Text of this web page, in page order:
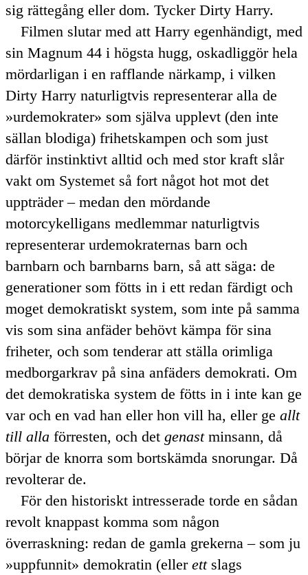
sig rättegång eller dom. Tycker Dirty Harry.
Filmen slutar med att Harry egenhändigt, med
sin Magnum 44 i högsta hugg, oskadliggör hela
mördarligan i en rafflande närkamp, i vilken
Dirty Harry naturligtvis representerar alla de
urdemokrater
som själva upplevt (den inte
sällan blodiga) frihetskampen och som just
därför instinktivt alltid och med stor kraft slår
vakt om Systemet så fort något hot mot det
uppträder – medan den mördande
motorcykelligans medlemmar naturligtvis
representerar urdemokraternas barn och
barnbarn och barnbarns barn, så att säga: de
generationer som fötts in i ett redan färdigt och
moget demokratiskt system, som inte på samma
vis som sina anfäder behövt kämpa för sina
friheter, och som tenderar att ställa orimliga
medborgarkrav på sina anfäders demokrati. Om
det demokratiska system de fötts in i inte kan ge
var och en vad han eller hon vill ha, eller ge allt
till alla förresten, och det genastminsann, då
börjar de knorra som bortskämda snorungar. Då
revolterar de.
För den historiskt intresserade torde en sådan
revolt knappast komma som någon
överraskning: redan de gamla grekerna – som ju
uppfunnit
demokratin (eller ettslags